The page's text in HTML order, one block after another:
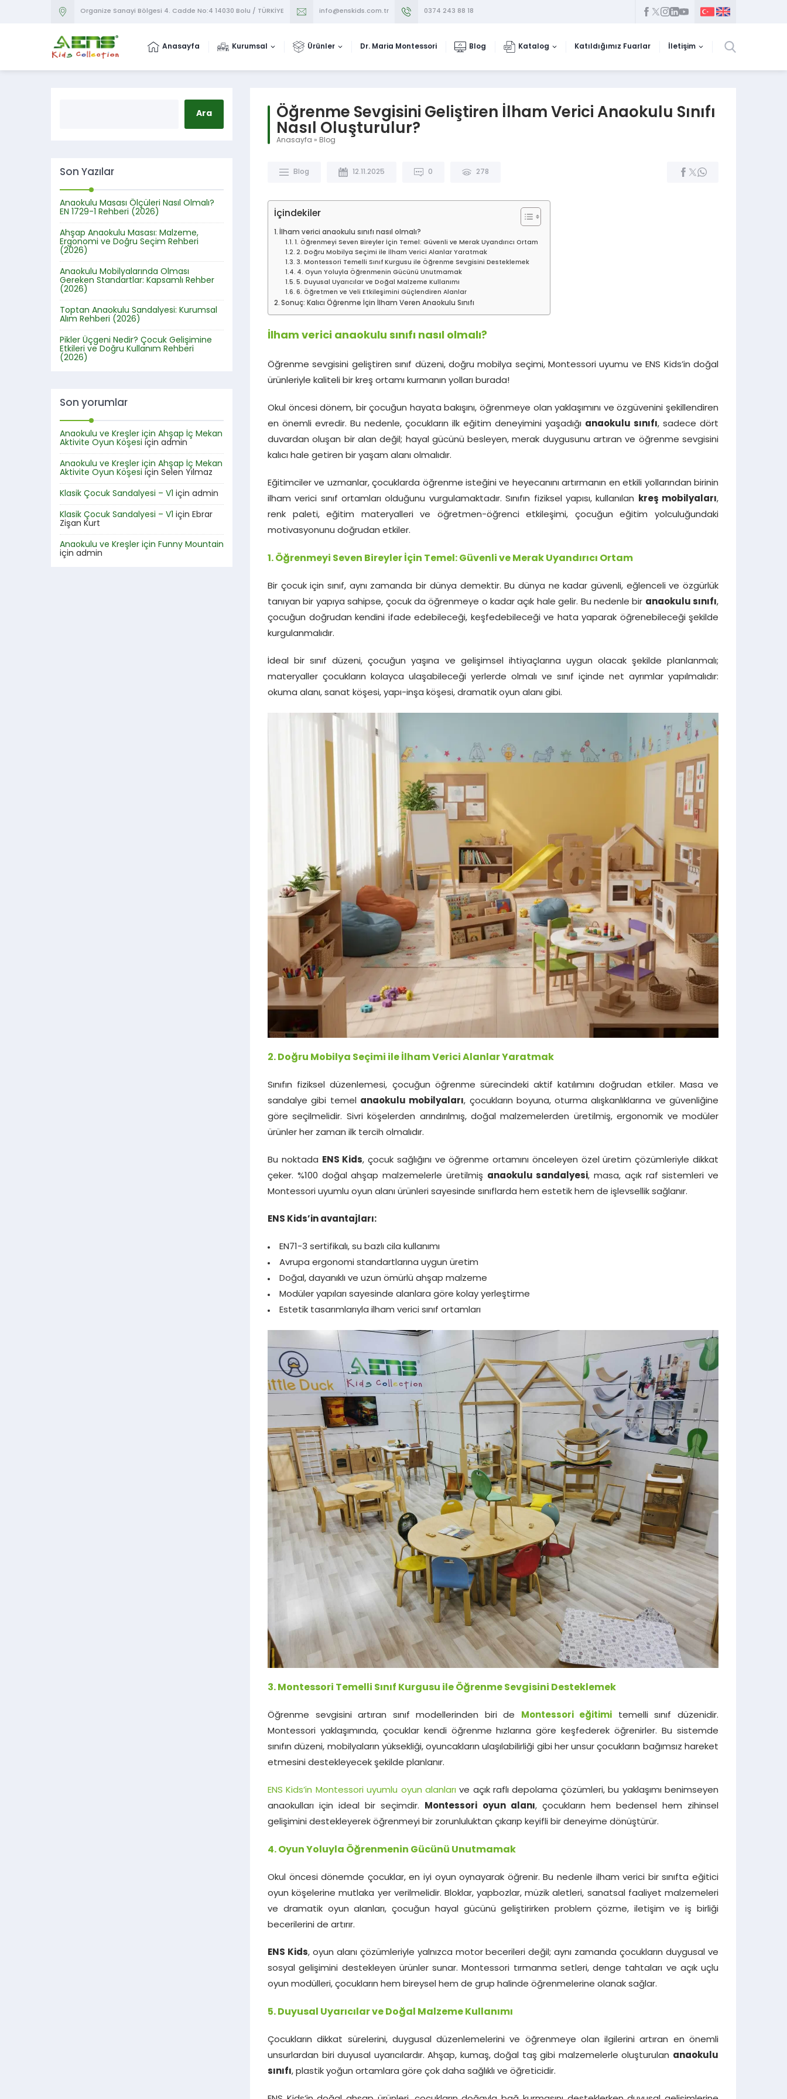
Organize Sanayi Bölgesi 4. Cadde No:4 14030 Bolu / TÜRKİYE info@enskids.com.tr 0374 243 88 18
Anasayfa Kurumsal Ürünler Dr. Maria Montessori Blog Katalog Katıldığımız Fuarlar İletişim
Öğrenme Sevgisini Geliştiren İlham Verici Anaokulu Sınıfı
Nasıl Oluşturulur?
Anasayfa » Blog
Blog 12.11.2025 0 278
İçindekiler
İlham verici anaokulu sınıfı nasıl olmalı?
1. Öğrenmeyi Seven Bireyler İçin Temel: Güvenli ve Merak Uyandırıcı Ortam
2. Doğru Mobilya Seçimi ile İlham Verici Alanlar Yaratmak
3. Montessori Temelli Sınıf Kurgusu ile Öğrenme Sevgisini Desteklemek
4. Oyun Yoluyla Öğrenmenin Gücünü Unutmamak
5. Duyusal Uyarıcılar ve Doğal Malzeme Kullanımı
6. Öğretmen ve Veli Etkileşimini Güçlendiren Alanlar
Sonuç: Kalıcı Öğrenme İçin İlham Veren Anaokulu Sınıfı
İlham verici anaokulu sınıfı nasıl olmalı?
Öğrenme sevgisini geliştiren sınıf düzeni, doğru mobilya seçimi, Montessori uyumu ve ENS Kids’in doğal
ürünleriyle kaliteli bir kreş ortamı kurmanın yolları burada!
Okul öncesi dönem, bir çocuğun hayata bakışını, öğrenmeye olan yaklaşımını ve özgüvenini şekillendiren
en önemli evredir. Bu nedenle, çocukların ilk eğitim deneyimini yaşadığı anaokulu sınıfı, sadece dört
duvardan oluşan bir alan değil; hayal gücünü besleyen, merak duygusunu artıran ve öğrenme sevgisini
kalıcı hale getiren bir yaşam alanı olmalıdır.
Eğitimciler ve uzmanlar, çocuklarda öğrenme isteğini ve heyecanını artırmanın en etkili yollarından birinin
ilham verici sınıf ortamları olduğunu vurgulamaktadır. Sınıfın fiziksel yapısı, kullanılan kreş mobilyaları,
renk paleti, eğitim materyalleri ve öğretmen-öğrenci etkileşimi, çocuğun eğitim yolculuğundaki
motivasyonunu doğrudan etkiler.
1. Öğrenmeyi Seven Bireyler İçin Temel: Güvenli ve Merak Uyandırıcı Ortam
Bir çocuk için sınıf, aynı zamanda bir dünya demektir. Bu dünya ne kadar güvenli, eğlenceli ve özgürlük
tanıyan bir yapıya sahipse, çocuk da öğrenmeye o kadar açık hale gelir. Bu nedenle bir anaokulu sınıfı,
çocuğun doğrudan kendini ifade edebileceği, keşfedebileceği ve hata yaparak öğrenebileceği şekilde
kurgulanmalıdır.
İdeal bir sınıf düzeni, çocuğun yaşına ve gelişimsel ihtiyaçlarına uygun olacak şekilde planlanmalı;
materyaller çocukların kolayca ulaşabileceği yerlerde olmalı ve sınıf içinde net ayrımlar yapılmalıdır:
okuma alanı, sanat köşesi, yapı-inşa köşesi, dramatik oyun alanı gibi.
2. Doğru Mobilya Seçimi ile İlham Verici Alanlar Yaratmak
Sınıfın fiziksel düzenlemesi, çocuğun öğrenme sürecindeki aktif katılımını doğrudan etkiler. Masa ve
sandalye gibi temel anaokulu mobilyaları, çocukların boyuna, oturma alışkanlıklarına ve güvenliğine
göre seçilmelidir. Sivri köşelerden arındırılmış, doğal malzemelerden üretilmiş, ergonomik ve modüler
ürünler her zaman ilk tercih olmalıdır.
Bu noktada ENS Kids, çocuk sağlığını ve öğrenme ortamını önceleyen özel üretim çözümleriyle dikkat
çeker. %100 doğal ahşap malzemelerle üretilmiş anaokulu sandalyesi, masa, açık raf sistemleri ve
Montessori uyumlu oyun alanı ürünleri sayesinde sınıflarda hem estetik hem de işlevsellik sağlanır.
ENS Kids’in avantajları:
EN71-3 sertifikalı, su bazlı cila kullanımı
Avrupa ergonomi standartlarına uygun üretim
Doğal, dayanıklı ve uzun ömürlü ahşap malzeme
Modüler yapıları sayesinde alanlara göre kolay yerleştirme
Estetik tasarımlarıyla ilham verici sınıf ortamları
3. Montessori Temelli Sınıf Kurgusu ile Öğrenme Sevgisini Desteklemek
Öğrenme sevgisini artıran sınıf modellerinden biri de Montessori eğitimi temelli sınıf düzenidir.
Montessori yaklaşımında, çocuklar kendi öğrenme hızlarına göre keşfederek öğrenirler. Bu sistemde
sınıfın düzeni, mobilyaların yüksekliği, oyuncakların ulaşılabilirliği gibi her unsur çocukların bağımsız hareket
etmesini destekleyecek şekilde planlanır.
ENS Kids’in Montessori uyumlu oyun alanlarıve açık raflı depolama çözümleri, bu yaklaşımı benimseyen
anaokulları için ideal bir seçimdir. Montessori oyun alanı, çocukların hem bedensel hem zihinsel
gelişimini destekleyerek öğrenmeyi bir zorunluluktan çıkarıp keyifli bir deneyime dönüştürür.
4. Oyun Yoluyla Öğrenmenin Gücünü Unutmamak
Okul öncesi dönemde çocuklar, en iyi oyun oynayarak öğrenir. Bu nedenle ilham verici bir sınıfta eğitici
oyun köşelerine mutlaka yer verilmelidir. Bloklar, yapbozlar, müzik aletleri, sanatsal faaliyet malzemeleri
ve dramatik oyun alanları, çocuğun hayal gücünü geliştirirken problem çözme, iletişim ve iş birliği
becerilerini de artırır.
ENS Kids, oyun alanı çözümleriyle yalnızca motor becerileri değil; aynı zamanda çocukların duygusal ve
sosyal gelişimini destekleyen ürünler sunar. Montessori tırmanma setleri, denge tahtaları ve açık uçlu
oyun modülleri, çocukların hem bireysel hem de grup halinde öğrenmelerine olanak sağlar.
5. Duyusal Uyarıcılar ve Doğal Malzeme Kullanımı
Çocukların dikkat sürelerini, duygusal düzenlemelerini ve öğrenmeye olan ilgilerini artıran en önemli
unsurlardan biri duyusal uyarıcılardır. Ahşap, kumaş, doğal taş gibi malzemelerle oluşturulan anaokulu
sınıfı, plastik yoğun ortamlara göre çok daha sağlıklı ve öğreticidir.
Son Yazılar
Anaokulu Masası Ölçüleri Nasıl Olmalı?
EN 1729-1 Rehberi (2026)
Ahşap Anaokulu Masası: Malzeme,
Ergonomi ve Doğru Seçim Rehberi
(2026)
Anaokulu Mobilyalarında Olması
Gereken Standartlar: Kapsamlı Rehber
(2026)
Toptan Anaokulu Sandalyesi: Kurumsal
Alım Rehberi (2026)
Pikler Üçgeni Nedir? Çocuk Gelişimine
Etkileri ve Doğru Kullanım Rehberi
(2026)
Son yorumlar
Anaokulu ve Kreşler için Ahşap İç Mekan
Aktivite Oyun Köşesi için admin
Anaokulu ve Kreşler için Ahşap İç Mekan
Aktivite Oyun Köşesi için Selen Yılmaz
Klasik Çocuk Sandalyesi – V1 için admin
Klasik Çocuk Sandalyesi – V1 için Ebrar
Zişan Kurt
Anaokulu ve Kreşler için Funny Mountain
için admin